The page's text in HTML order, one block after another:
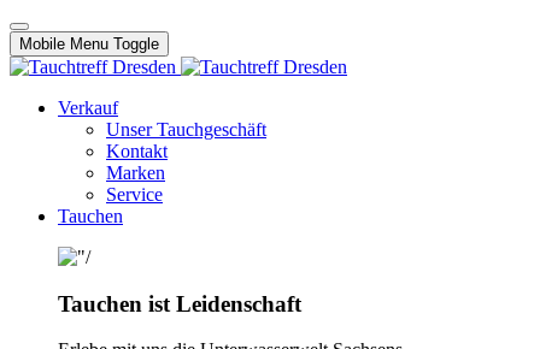
Mobile Menu Toggle
Verkauf
Unser Tauchgeschäft
Kontakt
Marken
Service
Tauchen
Tauchen ist Leidenschaft